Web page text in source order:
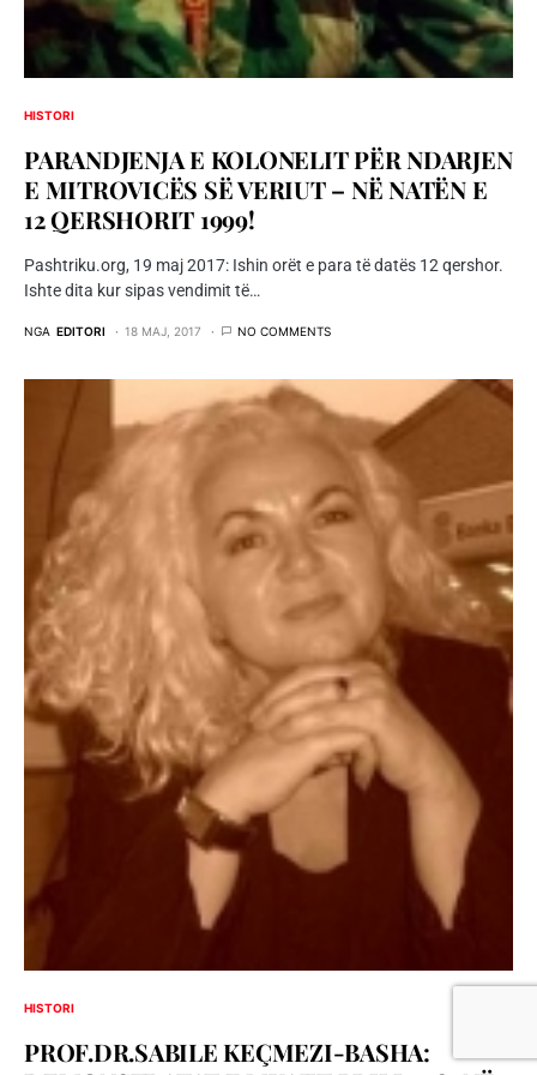
HISTORI
PARANDJENJA E KOLONELIT PËR NDARJEN
E MITROVICËS SË VERIUT – NË NATËN E
12 QERSHORIT 1999!
Pashtriku.org, 19 maj 2017: Ishin orët e para të datës 12 qershor.
Ishte dita kur sipas vendimit të…
NGA EDITORI 18 MAJ, 2017 NO COMMENTS
HISTORI
PROF.DR.SABILE KEÇMEZI-BASHA: